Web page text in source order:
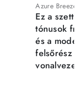
Azure Breeze
Ez a szett
tónusok
és a
felsőrész